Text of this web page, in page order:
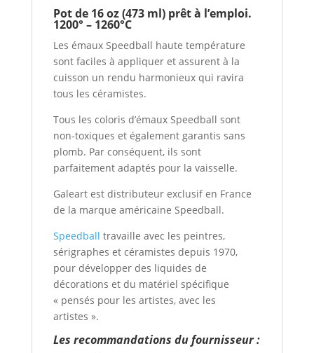
Pot de 16 oz (473 ml) prêt à l’emploi.
1200° – 1260°C
Les émaux Speedball haute température
sont faciles à appliquer et assurent à la
cuisson un rendu harmonieux qui ravira
tous les céramistes.
Tous les coloris d’émaux Speedball sont
non-toxiques et également garantis sans
plomb. Par conséquent, ils sont
parfaitement adaptés pour la vaisselle.
Galeart est distributeur exclusif en France
de la marque américaine Speedball.
Speedball travaille avec les peintres,
sérigraphes et céramistes depuis 1970,
pour développer des liquides de
décorations et du matériel spécifique
« pensés pour les artistes, avec les
artistes ».
Les recommandations du fournisseur :